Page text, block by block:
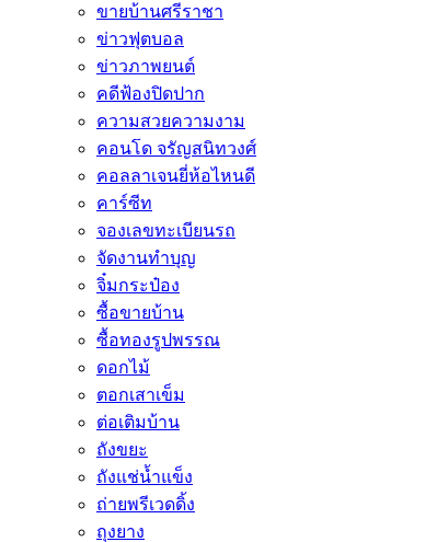
ขายบ้านศรีราชา
ข่าวฟุตบอล
ข่าวภาพยนต์
คดีฟ้องปิดปาก
ความสวยความงาม
คอนโด จรัญสนิทวงศ์
คอลลาเจนยี่ห้อไหนดี
คาร์ซีท
จองเลขทะเบียนรถ
จัดงานทำบุญ
จิ๋มกระป๋อง
ซื้อขายบ้าน
ซื้อทองรูปพรรณ
ดอกไม้
ตอกเสาเข็ม
ต่อเติมบ้าน
ถังขยะ
ถังแช่น้ำแข็ง
ถ่ายพรีเวดดิ้ง
ถุงยาง